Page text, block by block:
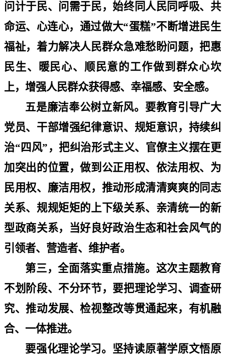
问计于民、问需于民，始终同人民同呼吸、共
命运、心连心，通过做大“蛋糕”不断增进民生
福祉，着力解决人民群众急难愁盼问题，把惠
民生、暖民心、顺民意的工作做到群众心坎
上，增强人民群众获得感、幸福感、安全感。
五是廉洁奉公树立新风。要教育引导广大
党员、干部增强纪律意识、规矩意识，持续纠
治“ 四风” ，把纠治形式主义、官僚主义摆在更
加突出的位置，做到公正用权、依法用权、为
民用权、廉洁用权，推动形成清清爽爽的同志
关系、规规矩矩的上下级关系、亲清统一的新
型政商关系，当好良好政治生态和社会风气的
引领者、营造者、维护者。
第三，全面落实重点措施。这次主题教育
不划阶段、不分环节，要把理论学习、调查研
究、推动发展、检视整改等贯通起来，有机融
合、一体推进。
要强化理论学习。坚持读原著学原文悟原